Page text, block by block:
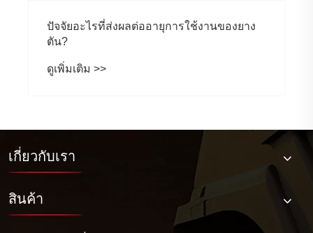
ปัจจัยอะไรที่ส่งผลต่ออายุการใช้งานของยาง
ตัน?
ดูเพิ่มเติม >>
เกี่ยวกับเรา
สินค้า